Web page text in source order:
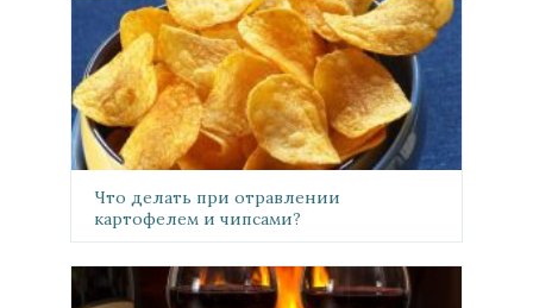
Что делать при отравлении
картофелем и чипсами?